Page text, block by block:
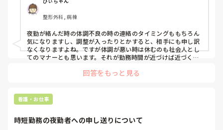
ってるかも…と思ってしまいます。
夜勤専従のため、休むとなると更に調整がややこしいのでは
と思うので、いつもタイミングに悩みます。
皆さんはどうされていますか？特に夜勤を休む場合、前日か
当日の早朝か午後か、どのくらいまで様子を見ますか？
整形外科, 病棟
夜勤が絡んだ時の体調不良の時の連絡のタイミングももちろん
気になりますし、調整が入ったりとかすると、相手にも申し訳
なくなりますよね。ですが体調が悪い時は休むのも社会人とし
てのマナーとも思います。それが勤務時間が近づけば近づくほ
決断して良いと思います。
でしょうか。
回答をもっと見る
看護・お仕事
時短勤務の夜勤者への申し送りについて